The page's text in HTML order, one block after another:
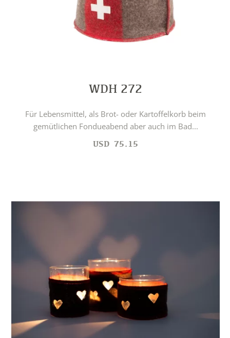
WDH 272
Für Lebensmittel, als Brot- oder Kartoffelkorb beim
gemütlichen Fondueabend aber auch im Bad...
USD 75.15